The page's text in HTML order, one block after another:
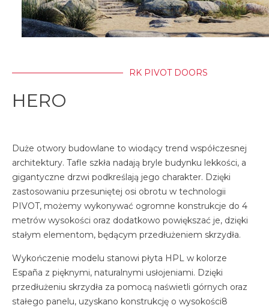
RK PIVOT DOORS
HERO
Duże otwory budowlane to wiodący trend współczesnej
architektury. Tafle szkła nadają bryle budynku lekkości, a
gigantyczne drzwi podkreślają jego charakter. Dzięki
zastosowaniu przesuniętej osi obrotu w technologii
PIVOT, możemy wykonywać ogromne konstrukcje do 4
metrów wysokości oraz dodatkowo powiększać je, dzięki
stałym elementom, będącym przedłużeniem skrzydła.
Wykończenie modelu stanowi płyta HPL w kolorze
España z pięknymi, naturalnymi usłojeniami. Dzięki
przedłużeniu skrzydła za pomocą naświetli górnych oraz
stałego panelu, uzyskano konstrukcję o wysokości8